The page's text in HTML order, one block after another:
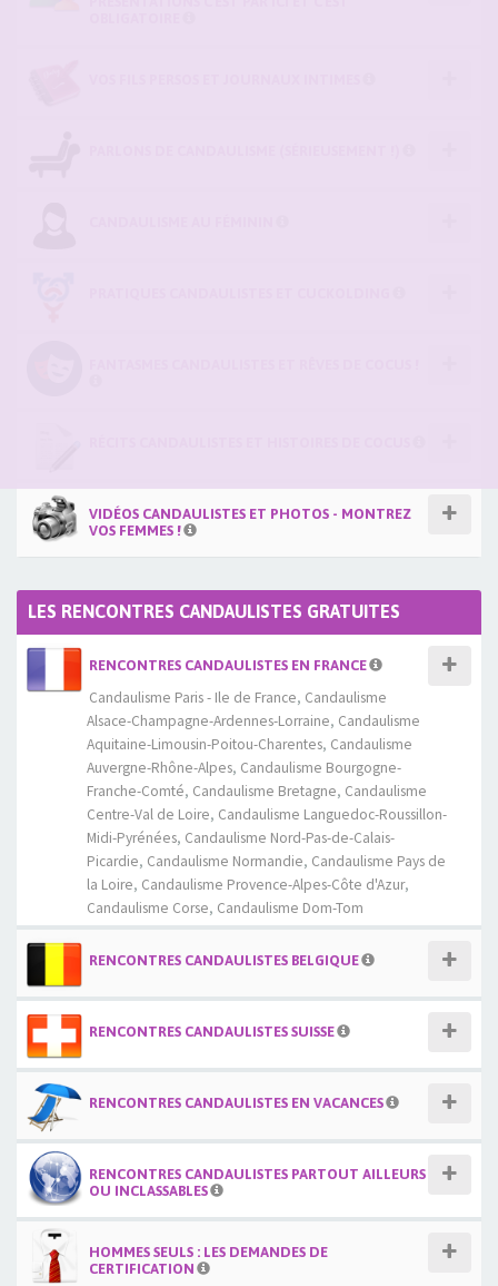
VIDÉOS CANDAULISTES ET PHOTOS - MONTREZ
VOS FEMMES !
LES RENCONTRES CANDAULISTES GRATUITES
RENCONTRES CANDAULISTES EN FRANCE
Candaulisme Paris - Ile de France, Candaulisme
Alsace-Champagne-Ardennes-Lorraine, Candaulisme
Aquitaine-Limousin-Poitou-Charentes, Candaulisme
Auvergne-Rhône-Alpes, Candaulisme Bourgogne-
Franche-Comté, Candaulisme Bretagne, Candaulisme
Centre-Val de Loire, Candaulisme Languedoc-Roussillon-
Midi-Pyrénées, Candaulisme Nord-Pas-de-Calais-
Picardie, Candaulisme Normandie, Candaulisme Pays de
la Loire, Candaulisme Provence-Alpes-Côte d'Azur,
Candaulisme Corse, Candaulisme Dom-Tom
RENCONTRES CANDAULISTES BELGIQUE
RENCONTRES CANDAULISTES SUISSE
RENCONTRES CANDAULISTES EN VACANCES
RENCONTRES CANDAULISTES PARTOUT AILLEURS
OU INCLASSABLES
HOMMES SEULS : LES DEMANDES DE
CERTIFICATION